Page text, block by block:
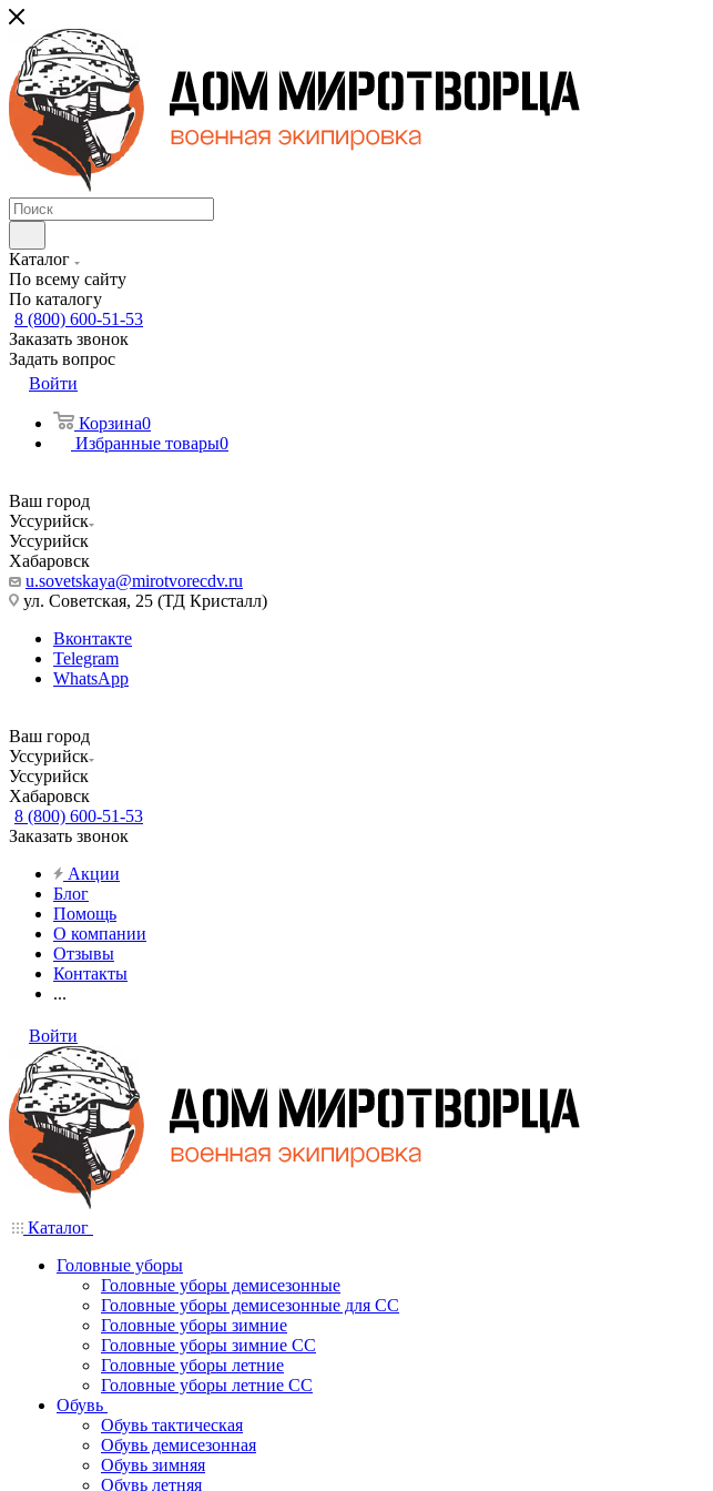
Каталог
По всему сайту
По каталогу
8 (800) 600-51-53
Заказать звонок
Задать вопрос
Войти
Корзина0
Избранные товары0
Ваш город
Уссурийск
Уссурийск
Хабаровск
u.sovetskaya@mirotvorecdv.ru
ул. Советская, 25 (ТД Кристалл)
Вконтакте
Telegram
WhatsApp
Ваш город
Уссурийск
Уссурийск
Хабаровск
8 (800) 600-51-53
Заказать звонок
Акции
Блог
Помощь
О компании
Отзывы
Контакты
...
Войти
Каталог
Головные уборы
Головные уборы демисезонные
Головные уборы демисезонные для СС
Головные уборы зимние
Головные уборы зимние СС
Головные уборы летние
Головные уборы летние СС
Обувь
Обувь тактическая
Обувь демисезонная
Обувь зимняя
Обувь летняя